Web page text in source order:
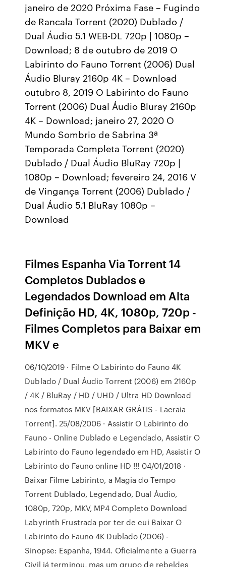
janeiro de 2020 Próxima Fase – Fugindo
de Rancala Torrent (2020) Dublado /
Dual Áudio 5.1 WEB-DL 720p | 1080p –
Download; 8 de outubro de 2019 O
Labirinto do Fauno Torrent (2006) Dual
Áudio Bluray 2160p 4K – Download
outubro 8, 2019 O Labirinto do Fauno
Torrent (2006) Dual Áudio Bluray 2160p
4K – Download; janeiro 27, 2020 O
Mundo Sombrio de Sabrina 3ª
Temporada Completa Torrent (2020)
Dublado / Dual Áudio BluRay 720p |
1080p – Download; fevereiro 24, 2016 V
de Vingança Torrent (2006) Dublado /
Dual Áudio 5.1 BluRay 1080p –
Download
Filmes Espanha Via Torrent 14
Completos Dublados e
Legendados Download em Alta
Definição HD, 4K, 1080p, 720p -
Filmes Completos para Baixar em
MKV e
06/10/2019 · Filme O Labirinto do Fauno 4K
Dublado / Dual Áudio Torrent (2006) em 2160p
/ 4K / BluRay / HD / UHD / Ultra HD Download
nos formatos MKV [BAIXAR GRÁTIS - Lacraia
Torrent]. 25/08/2006 · Assistir O Labirinto do
Fauno - Online Dublado e Legendado, Assistir O
Labirinto do Fauno legendado em HD, Assistir O
Labirinto do Fauno online HD !!! 04/01/2018 ·
Baixar Filme Labirinto, a Magia do Tempo
Torrent Dublado, Legendado, Dual Áudio,
1080p, 720p, MKV, MP4 Completo Download
Labyrinth Frustrada por ter de cui Baixar O
Labirinto do Fauno 4K Dublado (2006) -
Sinopse: Espanha, 1944. Oficialmente a Guerra
Civil já terminou, mas um grupo de rebeldes